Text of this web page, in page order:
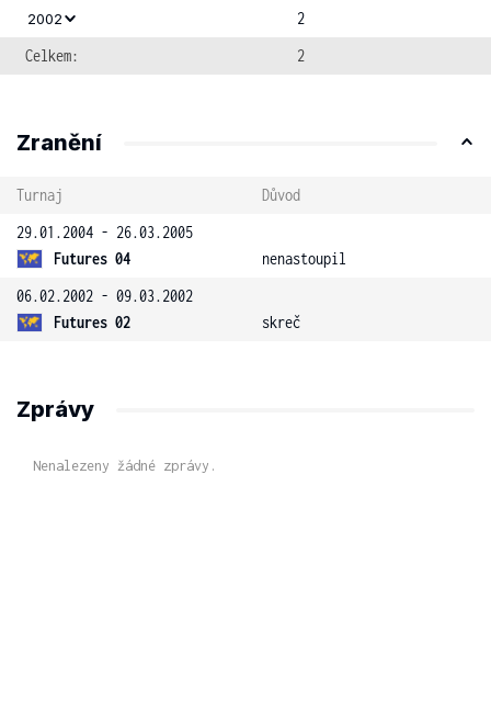
2002
2
Celkem:
2
Zranění
Turnaj
Důvod
29.01.2004 - 26.03.2005
Futures 04
nenastoupil
06.02.2002 - 09.03.2002
Futures 02
skreč
Zprávy
Nenalezeny žádné zprávy.